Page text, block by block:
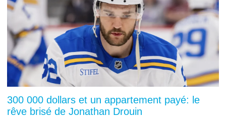
300 000 dollars et un appartement payé: le
rêve brisé de Jonathan Drouin